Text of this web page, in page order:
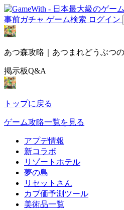
事前ガチャ ゲーム検索 ログイン
あつ森攻略｜あつまれどうぶつ
掲示板Q&A
トップに戻る
ゲーム攻略一覧を見る
アプデ情報
新コラボ
リゾートホテル
夢の島
リセットさん
カブ価予測ツール
美術品一覧